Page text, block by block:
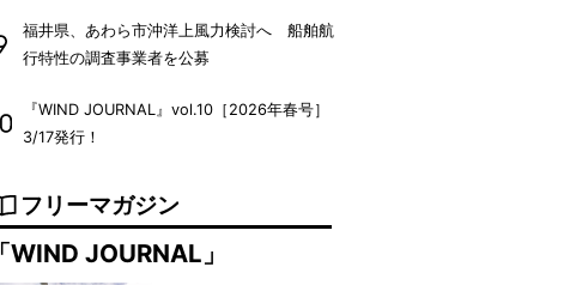
福井県、あわら市沖洋上風力検討へ 船舶航
行特性の調査事業者を公募
『WIND JOURNAL』vol.10［2026年春号］
3/17発行！
フリーマガジン
「WIND JOURNAL」